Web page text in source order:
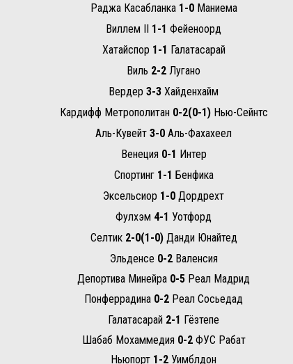
Раджа Касабланка 1-0Маниема
Виллем II 1-1 Фейеноорд
Хатайспор 1-1 Галатасарай
Виль 2-2 Лугано
Вердер 3-3 Хайденхайм
Кардифф Метрополитан 0-2(0-1)Нью-Сейнтс
Аль-Кувейт 3-0 Аль-Фахахеел
Венеция 0-1 Интер
Спортинг 1-1 Бенфика
Эксельсиор 1-0 Дордрехт
Фулхэм 4-1 Уотфорд
Селтик 2-0(1-0)Данди Юнайтед
Эльденсе 0-2Валенсия
Депортива Минейра 0-5 Реал Мадрид
Понферрадина 0-2 Реал Сосьедад
Галатасарай 2-1 Гёзтепе
Шабаб Мохаммедия 0-2ФУС Рабат
Ньюпорт 1-2 Уимблдон